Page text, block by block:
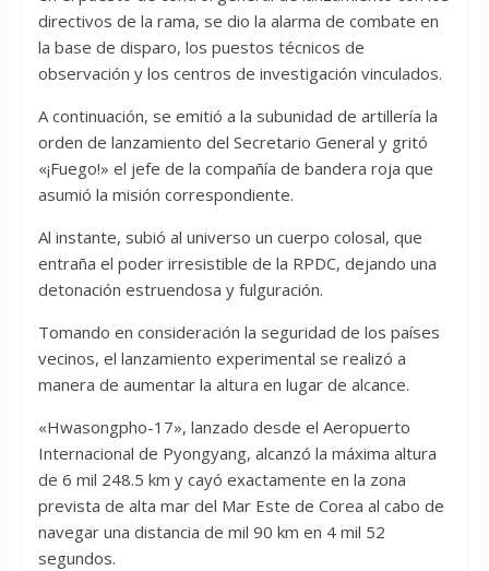
directivos de la rama, se dio la alarma de combate en
la base de disparo, los puestos técnicos de
observación y los centros de investigación vinculados.
A continuación, se emitió a la subunidad de artillería la
orden de lanzamiento del Secretario General y gritó
«¡Fuego!» el jefe de la compañía de bandera roja que
asumió la misión correspondiente.
Al instante, subió al universo un cuerpo colosal, que
entraña el poder irresistible de la RPDC, dejando una
detonación estruendosa y fulguración.
Tomando en consideración la seguridad de los países
vecinos, el lanzamiento experimental se realizó a
manera de aumentar la altura en lugar de alcance.
«Hwasongpho-17», lanzado desde el Aeropuerto
Internacional de Pyongyang, alcanzó la máxima altura
de 6 mil 248.5 km y cayó exactamente en la zona
prevista de alta mar del Mar Este de Corea al cabo de
navegar una distancia de mil 90 km en 4 mil 52
segundos.